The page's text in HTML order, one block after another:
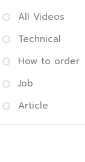
All Videos
Technical
How to order
Job
Article